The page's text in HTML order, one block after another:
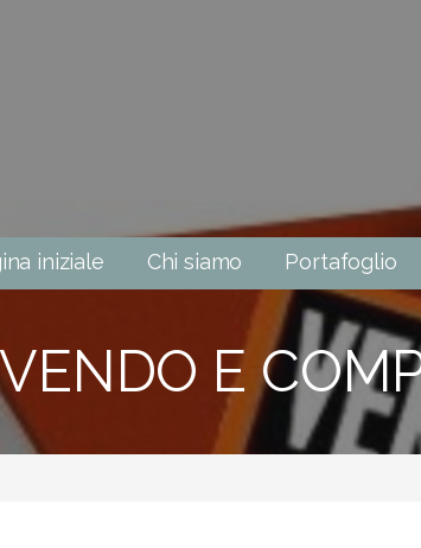
iniziale Chi siamo Portafoglio
VENDO E